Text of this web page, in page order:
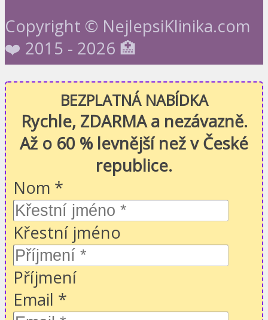
Copyright © NejlepsiKlinika.com
❤️ 2015 - 2026 🏥
BEZPLATNÁ NABÍDKA
Rychle, ZDARMA a nezávazně.
Až o 60 % levnější než v České
republice.
Nom *
Křestní jméno
Příjmení
Email *